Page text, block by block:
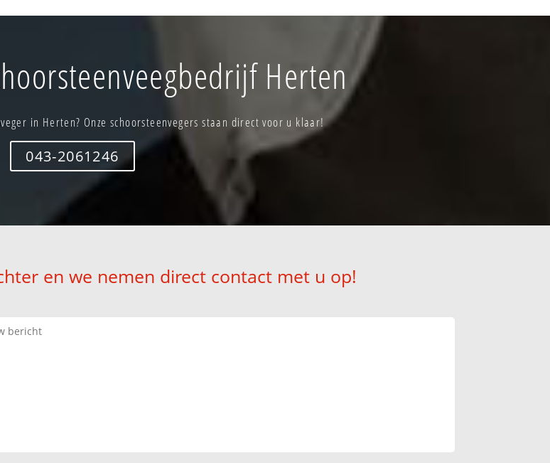
Herten
in Herten? Onze schoorsteenvegers staan direct voor u klaar!
043-2061246
en we nemen direct contact met u op!